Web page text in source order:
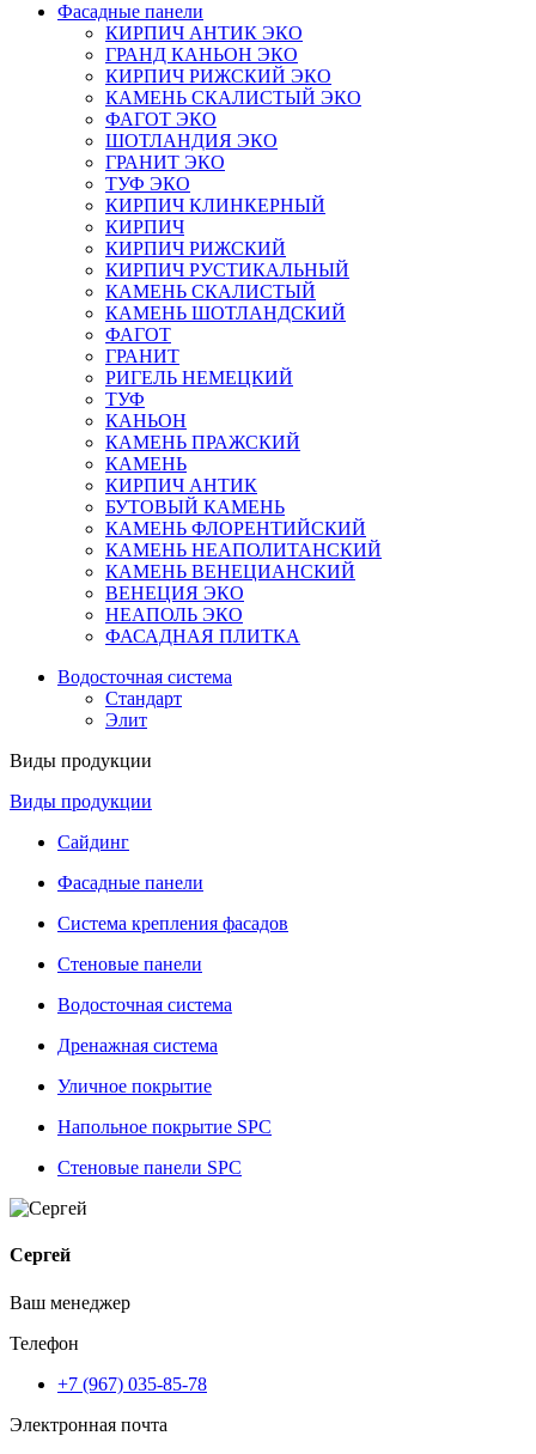
Фасадные панели
КИРПИЧ АНТИК ЭКО
ГРАНД КАНЬОН ЭКО
КИРПИЧ РИЖСКИЙ ЭКО
КАМЕНЬ СКАЛИСТЫЙ ЭКО
ФАГОТ ЭКО
ШОТЛАНДИЯ ЭКО
ГРАНИТ ЭКО
ТУФ ЭКО
КИРПИЧ КЛИНКЕРНЫЙ
КИРПИЧ
КИРПИЧ РИЖСКИЙ
КИРПИЧ РУСТИКАЛЬНЫЙ
КАМЕНЬ СКАЛИСТЫЙ
КАМЕНЬ ШОТЛАНДСКИЙ
ФАГОТ
ГРАНИТ
РИГЕЛЬ НЕМЕЦКИЙ
ТУФ
КАНЬОН
КАМЕНЬ ПРАЖСКИЙ
КАМЕНЬ
КИРПИЧ АНТИК
БУТОВЫЙ КАМЕНЬ
КАМЕНЬ ФЛОРЕНТИЙСКИЙ
КАМЕНЬ НЕАПОЛИТАНСКИЙ
КАМЕНЬ ВЕНЕЦИАНСКИЙ
ВЕНЕЦИЯ ЭКО
НЕАПОЛЬ ЭКО
ФАСАДНАЯ ПЛИТКА
Водосточная система
Стандарт
Элит
Виды продукции
Виды продукции
Сайдинг
Фасадные панели
Система крепления фасадов
Стеновые панели
Водосточная система
Дренажная система
Уличное покрытие
Напольное покрытие SPC
Стеновые панели SPC
Сергей
Ваш менеджер
Телефон
+7 (967) 035-85-78
Электронная почта